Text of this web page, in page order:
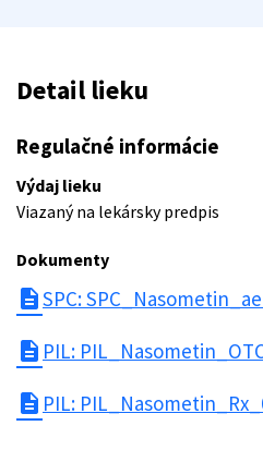
Detail lieku
Regulačné informácie
Výdaj lieku
Viazaný na lekársky predpis
Dokumenty
descriptionSPC:
description PIL:
description PIL: